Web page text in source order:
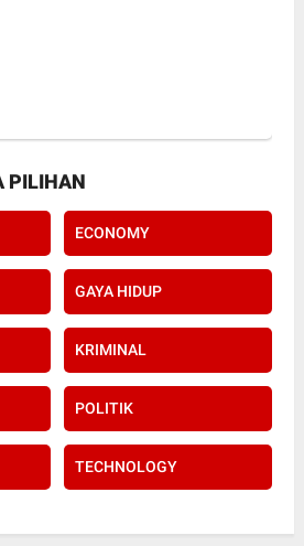
PILIHAN
ECONOMY
GAYA HIDUP
KRIMINAL
POLITIK
TECHNOLOGY